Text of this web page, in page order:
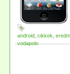
android cikkek
vodapolo